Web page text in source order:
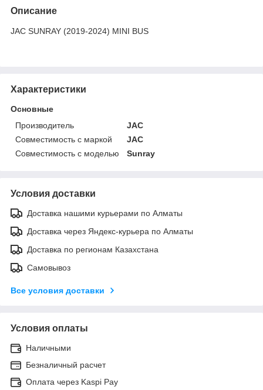
Описание
JAC SUNRAY (2019-2024) MINI BUS
Характеристики
Основные
Производитель
JAC
Совместимость с маркой
JAC
Совместимость с моделью
Sunray
Условия доставки
Доставка нашими курьерами по Алматы
Доставка через Яндекс-курьера по Алматы
Доставка по регионам Казахстана
Самовывоз
Все условия доставки
Условия оплаты
Наличными
Безналичный расчет
Оплата через Kaspi Pay